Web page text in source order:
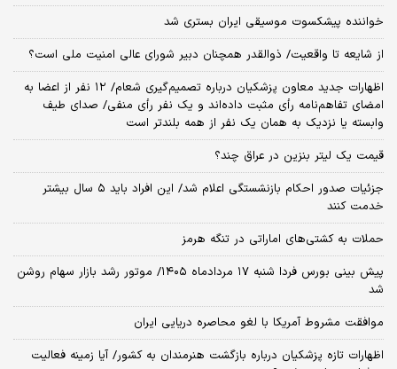
خواننده پیشکسوت موسیقی ایران بستری شد
از شایعه تا واقعیت/ ذوالقدر همچنان دبیر شورای ‌عالی امنیت ملی است؟
اظهارات جدید معاون پزشکیان درباره تصمیم‌گیری شعام/ ۱۲ نفر از اعضا به
امضای تفاهم‌نامه رأی مثبت داده‌اند و یک نفر رأی منفی/ صدای طیف
وابسته یا نزدیک به همان یک نفر از همه بلندتر است
قیمت یک لیتر بنزین در عراق چند؟
جزئیات صدور احکام بازنشستگی اعلام شد/ این افراد باید ۵ سال بیشتر
خدمت کنند
حملات به کشتی‌های اماراتی در تنگه هرمز
پیش بینی بورس فردا شنبه ۱۷ مردادماه ۱۴۰۵/ موتور رشد بازار سهام روشن
شد
موافقت مشروط آمریکا با لغو محاصره دریایی ایران
اظهارات تازه پزشکیان درباره بازگشت هنرمندان به کشور/ آیا زمینه فعالیت